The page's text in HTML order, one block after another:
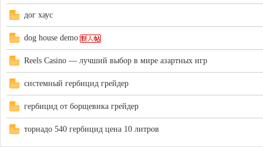
дог хаус
dog house demo
Reels Casino — лучший выбор в мире азартных игр
системный гербицид грейдер
гербицид от борщевика грейдер
торнадо 540 гербицид цена 10 литров